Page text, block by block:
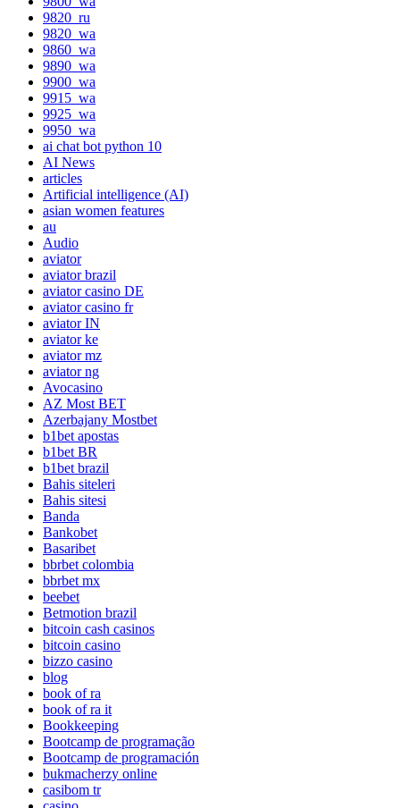
9820_ru
9820_wa
9860_wa
9890_wa
9900_wa
9915_wa
9925_wa
9950_wa
ai chat bot python 10
AI News
articles
Artificial intelligence (AI)
asian women features
au
Audio
aviator
aviator brazil
aviator casino DE
aviator casino fr
aviator IN
aviator ke
aviator mz
aviator ng
Avocasino
AZ Most BET
Azerbajany Mostbet
b1bet apostas
b1bet BR
b1bet brazil
Bahis siteleri
Bahis sitesi
Banda
Bankobet
Basaribet
bbrbet colombia
bbrbet mx
beebet
Betmotion brazil
bitcoin cash casinos
bitcoin casino
bizzo casino
blog
book of ra
book of ra it
Bookkeeping
Bootcamp de programação
Bootcamp de programación
bukmacherzy online
casibom tr